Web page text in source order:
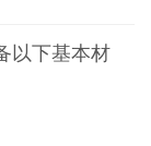
以下基本材